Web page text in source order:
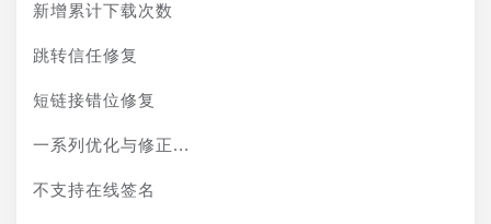
新增累计下载次数
跳转信任修复
短链接错位修复
一系列优化与修正...
不支持在线签名